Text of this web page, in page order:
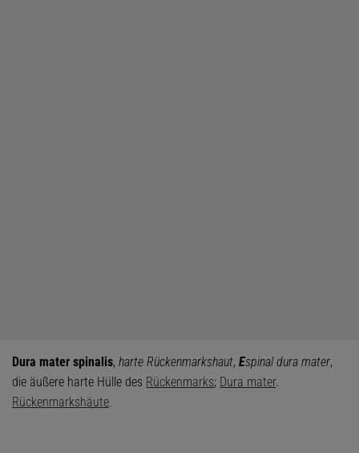
Dura mater spinalis, harte Rückenmarkshaut, Espinal dura mater,
die äußere harte Hülle des Rückenmarks; Dura mater.
Rückenmarkshäute.